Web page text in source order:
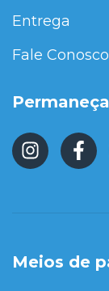
Entrega
Fale Conosco
Meios de